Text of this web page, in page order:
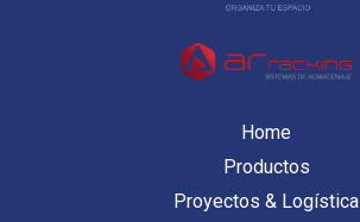
Home
Productos
Proyectos & Logística